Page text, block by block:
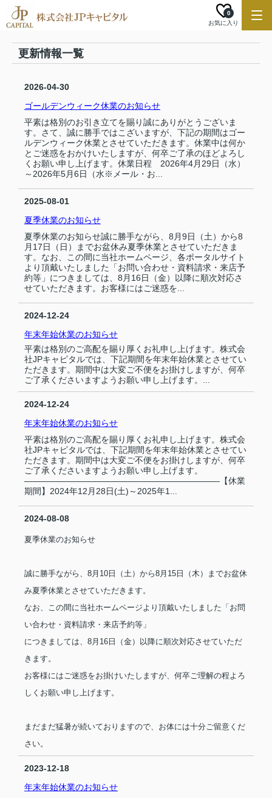
お気に入り
0
更新情報一覧
2026-04-30
ゴールデンウィーク休業のお知らせ
平素は格別のお引き立てを賜り誠にありがとうございま
す。さて、誠に勝手ではこざいますが、下記の期間はゴー
ルデンウィーク休業とさせていただきます。休業中は何か
とご迷惑をおかけいたしますが、何卒ご了承のほどよろし
くお願い申し上げます。休業日程 2026年4月29日（水）
～2026年5月6日（水※メール・お...
2025-08-01
夏季休業のお知らせ
夏季休業のお知らせ誠に勝手ながら、8月9日（土）から8
月17日（日）までお盆休み夏季休業とさせていただきま
す。なお、この間に当社ホームページ、各ポータルサイト
より頂戴いたしました「お問い合わせ・資料請求・来店予
約等」につきましては、8月16日（金）以降に順次対応さ
せていただきます。お客様にはご迷惑を...
2024-12-24
年末年始休業のお知らせ
平素は格別のご高配を賜り厚くお礼申し上げます。株式会
社JPキャピタルでは、下記期間を年末年始休業とさせてい
ただきます。期間中は大変ご不便をお掛けしますが、何卒
ご了承くださいますようお願い申し上げます。...
2024-12-24
年末年始休業のお知らせ
平素は格別のご高配を賜り厚くお礼申し上げます。株式会
社JPキャピタルでは、下記期間を年末年始休業とさせてい
ただきます。期間中は大変ご不便をお掛けしますが、何卒
ご了承くださいますようお願い申し上げます。
―――――――――――――――――――――――【休業
期間】2024年12月28日(土)～2025年1...
2024-08-08
夏季休業のお知らせ
誠に勝手ながら、8月10日（土）から8月15日（木）までお盆休
み夏季休業とさせていただきます。
なお、この間に当社ホームページより頂戴いたしました「お問
い合わせ・資料請求・来店予約等」
につきましては、8月16日（金）以降に順次対応させていただ
きます。
お客様にはご迷惑をお掛けいたしますが、何卒ご理解の程よろ
しくお願い申し上げます。
まだまだ猛暑が続いておりますので、お体には十分ご留意くだ
さい。
2023-12-18
年末年始休業のお知らせ